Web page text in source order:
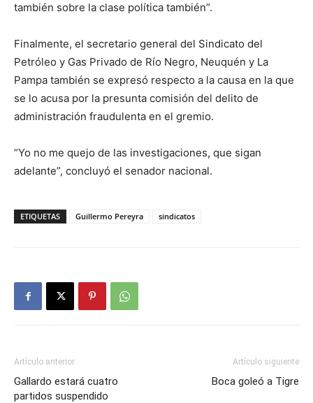
también sobre la clase política también”.
Finalmente, el secretario general del Sindicato del
Petróleo y Gas Privado de Río Negro, Neuquén y La
Pampa también se expresó respecto a la causa en la que
se lo acusa por la presunta comisión del delito de
administración fraudulenta en el gremio.
“Yo no me quejo de las investigaciones, que sigan
adelante”, concluyó el senador nacional.
ETIQUETAS Guillermo Pereyra sindicatos
Artículo anterior
Gallardo estará cuatro
partidos suspendido
Artículo siguiente
Boca goleó a Tigre